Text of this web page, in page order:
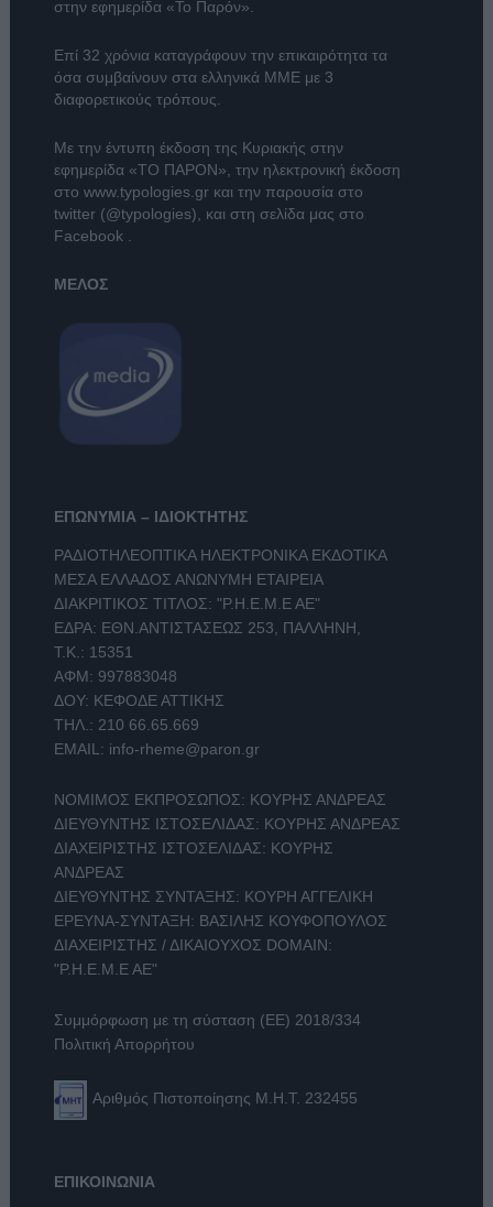
στην εφημερίδα «Το Παρόν».
Επί 32 χρόνια καταγράφουν την επικαιρότητα τα
όσα συμβαίνουν στα ελληνικά ΜΜΕ με 3
διαφορετικούς τρόπους.
Με την έντυπη έκδοση της Κυριακής στην
εφημερίδα «ΤΟ ΠΑΡΟΝ» , την ηλεκτρονική έκδοση
στο www.typologies.grκαι την παρουσία στο
twitter (@typologies) , και στη σελίδα μας στο
Facebook
ΜΕΛΟΣ
ΕΠΩΝΥΜΙΑ – ΙΔΙΟΚΤΗΤΗΣ
ΡΑΔΙΟΤΗΛΕΟΠΤΙΚΑ ΗΛΕΚΤΡΟΝΙΚΑ ΕΚΔΟΤΙΚΑ
ΜΕΣΑ ΕΛΛΑΔΟΣ ΑΝΩΝΥΜΗ ΕΤΑΙΡΕΙΑ
ΔΙΑΚΡΙΤΙΚΟΣ ΤΙΤΛΟΣ: "Ρ.Η.Ε.Μ.Ε ΑΕ"
ΕΔΡΑ: ΕΘΝ.ΑΝΤΙΣΤΑΣΕΩΣ 253, ΠΑΛΛΗΝΗ,
Τ.Κ.: 15351
ΑΦΜ: 997883048
ΔΟΥ: ΚΕΦΟΔΕ ΑΤΤΙΚΗΣ
ΤΗΛ.: 210 66.65.669
EMAIL: info-rheme@paron.gr
ΝΟΜΙΜΟΣ ΕΚΠΡΟΣΩΠΟΣ: ΚΟΥΡΗΣ ΑΝΔΡΕΑΣ
ΔΙΕΥΘΥΝΤΗΣ ΙΣΤΟΣΕΛΙΔΑΣ: ΚΟΥΡΗΣ ΑΝΔΡΕΑΣ
ΔΙΑΧΕΙΡΙΣΤΗΣ ΙΣΤΟΣΕΛΙΔΑΣ: ΚΟΥΡΗΣ
ΑΝΔΡΕΑΣ
ΔΙΕΥΘΥΝΤΗΣ ΣΥΝΤΑΞΗΣ: ΚΟΥΡΗ ΑΓΓΕΛΙΚΗ
ΕΡΕΥΝΑ-ΣΥΝΤΑΞΗ: ΒΑΣΙΛΗΣ ΚΟΥΦΟΠΟΥΛΟΣ
ΔΙΑΧΕΙΡΙΣΤΗΣ / ΔΙΚΑΙΟΥΧΟΣ DOMAIN:
"Ρ.Η.Ε.Μ.Ε ΑΕ"
Συμμόρφωση με τη σύσταση (ΕΕ) 2018/334
Πολιτική Απορρήτου
Αριθμός Πιστοποίησης Μ.Η.Τ. 232455
ΕΠΙΚΟΙΝΩΝΙΑ